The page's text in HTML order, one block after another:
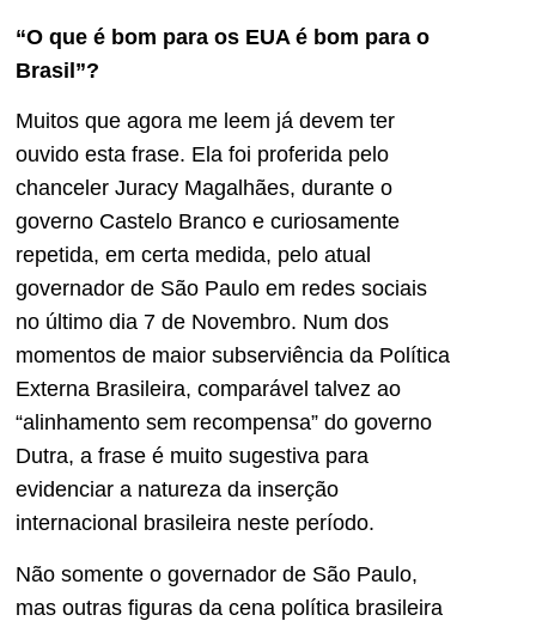
“O que é bom para os EUA é bom para o
Brasil”?
Muitos que agora me leem já devem ter
ouvido esta frase. Ela foi proferida pelo
chanceler Juracy Magalhães, durante o
governo Castelo Branco e curiosamente
repetida, em certa medida, pelo atual
governador de São Paulo em redes sociais
no último dia 7 de Novembro. Num dos
momentos de maior subserviência da Política
Externa Brasileira, comparável talvez ao
“alinhamento sem recompensa” do governo
Dutra, a frase é muito sugestiva para
evidenciar a natureza da inserção
internacional brasileira neste período.
Não somente o governador de São Paulo,
mas outras figuras da cena política brasileira